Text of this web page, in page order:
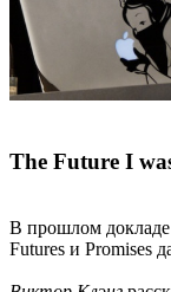
The Future I
В прошлом докладе
Futures и Promises